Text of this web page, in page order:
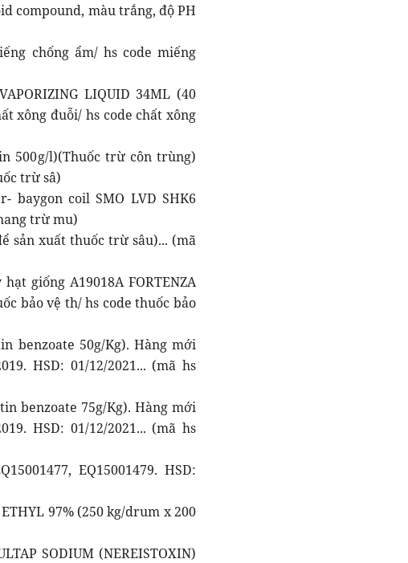
compound, màu trắng, độ PH
chống ẩm/ hs code miếng
LIQUID 34ML (40
xông đuỗi/ hs code chất xông
500g/l)(Thuốc trừ côn trùng)
trừ sâ)
baygon coil SMO LVD SHK6
trừ mu)
sản xuất thuốc trừ sâu)... (mã
giống A19018A FORTENZA
bảo vệ th/ hs code thuốc bảo
benzoate 50g/Kg). Hàng mới
HSD: 01/12/2021... (mã hs
benzoate 75g/Kg). Hàng mới
HSD: 01/12/2021... (mã hs
EQ15001479. HSD:
97% (250 kg/drum x 200
SODIUM (NEREISTOXIN)